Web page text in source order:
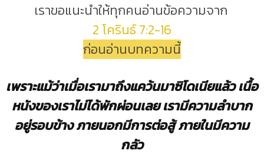
เราขอแนะนำให้ทุกคนอ่านข้อความจาก
2 โครินธ์7:2-16
ก่อนอ่านบทความนี้
เพราะแม้ว่าเมื่อเรามาถึงแคว้นมาซิโดเนียแล้ว เนื้อ
หนังของเราไม่ได้พักผ่อนเลย เรามีความลำบาก
อยู่รอบข้าง ภายนอกมีการต่อสู้ ภายในมีความ
กลัว